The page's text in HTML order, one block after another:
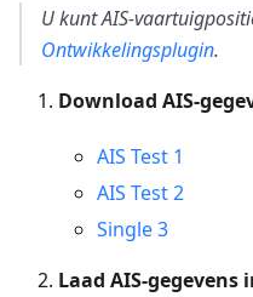
U kunt AIS-
Ontwikkelingsplugin.
Download AIS-
AIS Test 1
AIS Test 2
Single 3
Laad AIS-gegevens